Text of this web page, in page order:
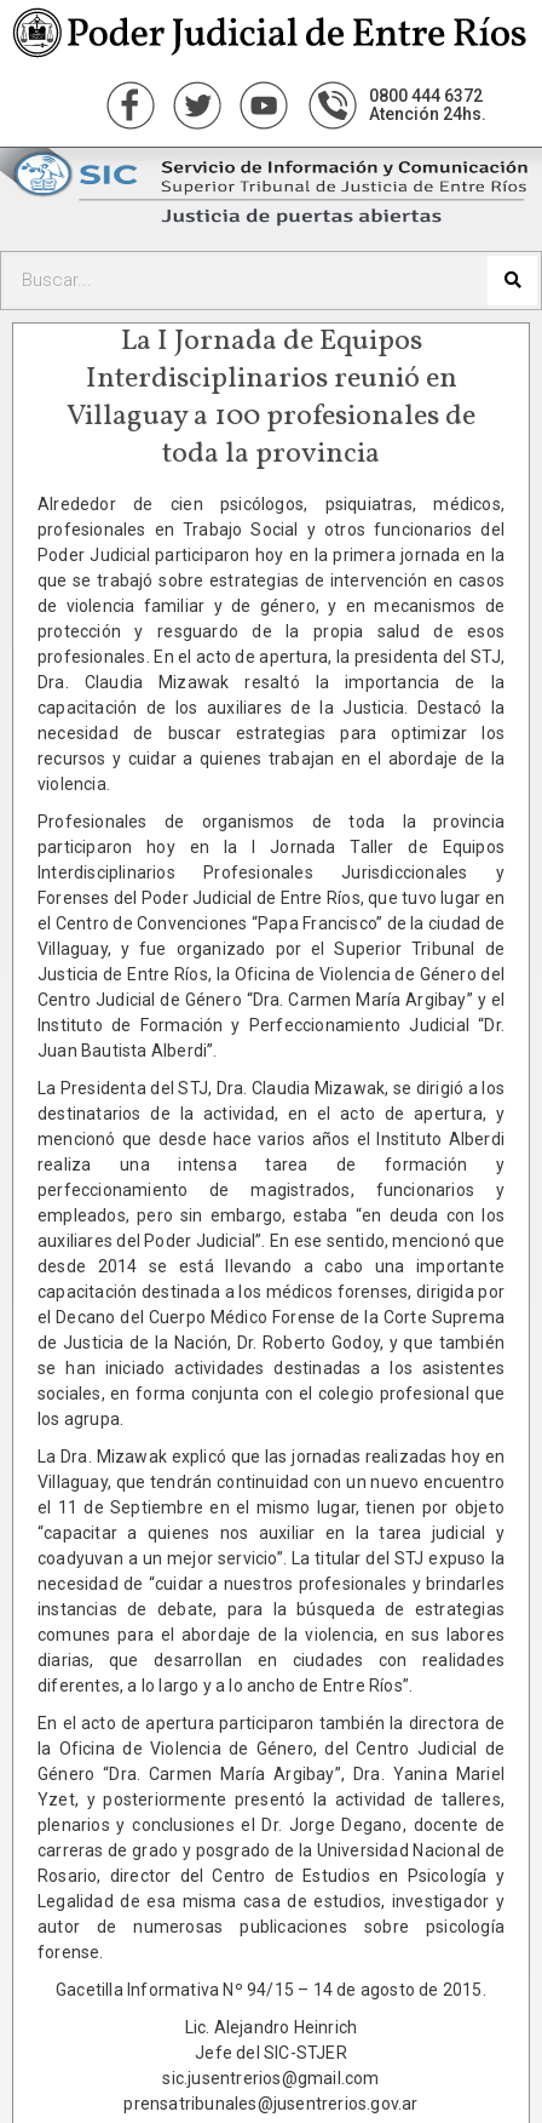
0800 444 6372
Atención 24hs.
La I Jornada de Equipos
Interdisciplinarios reunió en
Villaguay a 100 profesionales de
toda la provincia
Alrededor de cien psicólogos, psiquiatras, médicos,
profesionales en Trabajo Social y otros funcionarios del
Poder Judicial participaron hoy en la primera jornada en la
que se trabajó sobre estrategias de intervención en casos
de violencia familiar y de género, y en mecanismos de
protección y resguardo de la propia salud de esos
profesionales. En el acto de apertura, la presidenta del STJ,
Dra. Claudia Mizawak resaltó la importancia de la
capacitación de los auxiliares de la Justicia. Destacó la
necesidad de buscar estrategias para optimizar los
recursos y cuidar a quienes trabajan en el abordaje de la
violencia.
Profesionales de organismos de toda la provincia
participaron hoy en la I Jornada Taller de Equipos
Interdisciplinarios Profesionales Jurisdiccionales y
Forenses del Poder Judicial de Entre Ríos, que tuvo lugar en
el Centro de Convenciones “Papa Francisco” de la ciudad de
Villaguay, y fue organizado por el Superior Tribunal de
Justicia de Entre Ríos, la Oficina de Violencia de Género del
Centro Judicial de Género “Dra. Carmen María Argibay” y el
Instituto de Formación y Perfeccionamiento Judicial “Dr.
Juan Bautista Alberdi”.
La Presidenta del STJ, Dra. Claudia Mizawak, se dirigió a los
destinatarios de la actividad, en el acto de apertura, y
mencionó que desde hace varios años el Instituto Alberdi
realiza una intensa tarea de formación y
perfeccionamiento de magistrados, funcionarios y
empleados, pero sin embargo, estaba “en deuda con los
auxiliares del Poder Judicial”. En ese sentido, mencionó que
desde 2014 se está llevando a cabo una importante
capacitación destinada a los médicos forenses, dirigida por
el Decano del Cuerpo Médico Forense de la Corte Suprema
de Justicia de la Nación, Dr. Roberto Godoy, y que también
se han iniciado actividades destinadas a los asistentes
sociales, en forma conjunta con el colegio profesional que
los agrupa.
La Dra. Mizawak explicó que las jornadas realizadas hoy en
Villaguay, que tendrán continuidad con un nuevo encuentro
el 11 de Septiembre en el mismo lugar, tienen por objeto
“capacitar a quienes nos auxiliar en la tarea judicial y
coadyuvan a un mejor servicio”. La titular del STJ expuso la
necesidad de “cuidar a nuestros profesionales y brindarles
instancias de debate, para la búsqueda de estrategias
comunes para el abordaje de la violencia, en sus labores
diarias, que desarrollan en ciudades con realidades
diferentes, a lo largo y a lo ancho de Entre Ríos”.
En el acto de apertura participaron también la directora de
la Oficina de Violencia de Género, del Centro Judicial de
Género “Dra. Carmen María Argibay”, Dra. Yanina Mariel
Yzet, y posteriormente presentó la actividad de talleres,
plenarios y conclusiones el Dr. Jorge Degano, docente de
carreras de grado y posgrado de la Universidad Nacional de
Rosario, director del Centro de Estudios en Psicología y
Legalidad de esa misma casa de estudios, investigador y
autor de numerosas publicaciones sobre psicología
forense.
Gacetilla Informativa Nº 94/15 – 14 de agosto de 2015.
Lic. Alejandro Heinrich
Jefe del SIC-STJER
sic.jusentrerios@gmail.com
prensatribunales@jusentrerios.gov.ar